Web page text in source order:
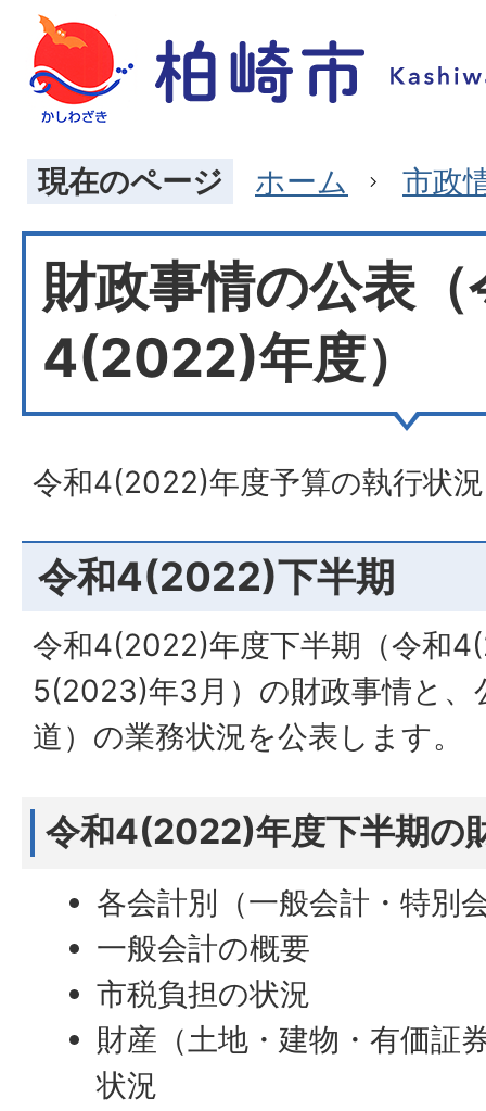
現在のページ ホーム 市政
財政事情の公表（
4(2022)年度）
令和4(2022)年度予算の執行状
令和4(2022)下半期
令和4(2022)年度下半期（令和
5(2023)年3月）の財政事情と、
道）の業務状況を公表します。
令和4(2022)年度下半期の
各会計別（一般会計・特別
一般会計の概要
市税負担の状況
財産（土地・建物・有価証
状況